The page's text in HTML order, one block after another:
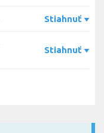
Stiahnuť
Stiahnuť